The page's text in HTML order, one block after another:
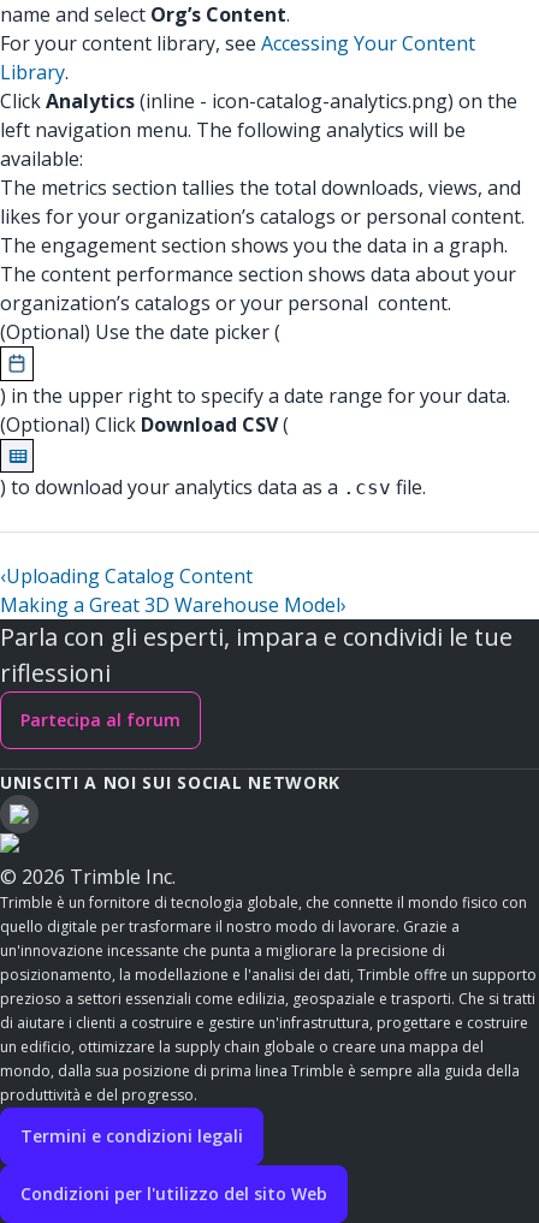
name and select Org’s Content.
For your content library, see Accessing Your Content
Library.
ClickAnalytics(inline - icon-catalog-analytics.png) on the
left navigation menu. The following analytics will be
available:
The metrics section tallies the total downloads, views, and
likes for your organization’s catalogs or personal content.
The engagement section shows you the data in a graph.
The content performance section shows data about your
organization’s catalogs or your personal content.
(Optional) Use the date picker (
) in the upper right to specify a date range for your data.
(Optional) Click Download CSV(
) to download your analytics data as a .csv file.
‹Uploading Catalog Content
Making a Great 3D Warehouse Model›
Parla con gli esperti, impara e condividi le tue
riflessioni
Partecipa al forum
UNISCITI A NOI SUI SOCIAL NETWORK
© 2026 Trimble Inc.
Trimble è un fornitore di tecnologia globale, che connette il mondo fisico con
quello digitale per trasformare il nostro modo di lavorare. Grazie a
un'innovazione incessante che punta a migliorare la precisione di
posizionamento, la modellazione e l'analisi dei dati, Trimble offre un supporto
prezioso a settori essenziali come edilizia, geospaziale e trasporti. Che si tratti
di aiutare i clienti a costruire e gestire un'infrastruttura, progettare e costruire
un edificio, ottimizzare la supply chain globale o creare una mappa del
mondo, dalla sua posizione di prima linea Trimble è sempre alla guida della
produttività e del progresso.
Termini e condizioni legali
Condizioni per l'utilizzo del sito Web